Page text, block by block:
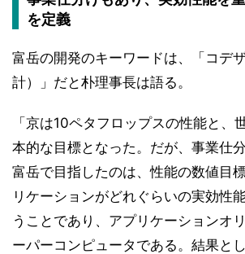
を定義
富岳の開発のキーワードは、「コデ
計）」だと朴理事長は語る。
「京は10ペタフロップスの性能と、
本的な目標となった。だが、事業仕
富岳で目指したのは、性能の数値目
リケーションがどれぐらいの実効性
うことであり、アプリケーションオ
ーパーコンピュータである。結果と